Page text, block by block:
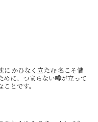
に かひなく立たむ 名こそ惜
めに、つまらない噂が立って
とです。